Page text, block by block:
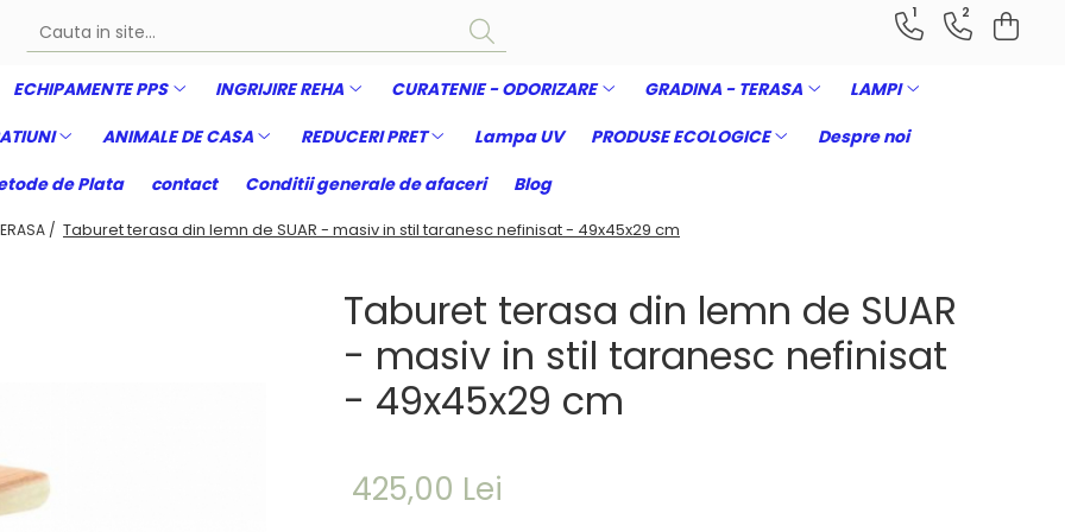
1 2
ECHIPAMENTE PPS INGRIJIRE REHA CURATENIE - ODORIZARE GRADINA - TERASA
LAMPI
ANIMALE DE CASA REDUCERI PRET Lampa UV PRODUSE ECOLOGICE
Despre noi
de Plata
contact Conditii generale de afaceri Blog
/ Taburet terasa din lemn de SUAR - masiv in stil taranesc nefinisat - 49x45x29 cm
Taburet terasa din lemn de SUAR
- masiv in stil taranesc nefinisat
- 49x45x29 cm
425,00 Lei